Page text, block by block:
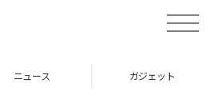
toggle
ニュース ガジェット